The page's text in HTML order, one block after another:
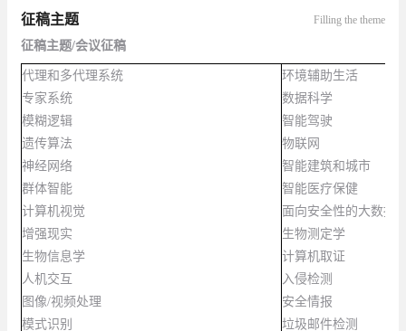
征稿主题 Filling the theme
征稿主题/会议征稿
代理和多代理系统
专家系统
模糊逻辑
遗传算法
神经网络
群体智能
计算机视觉
增强现实
生物信息学
人机交互
图像/视频处理
模式识别
环境辅助生活
数据科学
智能驾驶
物联网
智能建筑和城市
智能医疗保健
面向安全性的大数据
生物测定学
计算机取证
入侵检测
安全情报
垃圾邮件检测